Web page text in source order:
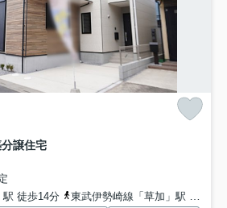
譲住宅
駅 徒歩14分
東武伊勢崎線「草加」駅 徒歩24分